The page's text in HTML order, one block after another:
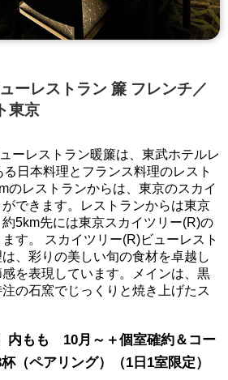
ーレストラン 簾 フレンチ／
東京
ーレストラン暖簾は、東武ホテルレ
日本料理とフランス料理のレスト
のレストランからは、東京のスカイ
できます。レストランからは東京
5km先には東京スカイツリー(R)の
す。 スカイツリー(R)ビューレスト
、彩りの美しい旬の食材を卓越し
を表現しています。メインは、黒
の石窯でじっくりと焼き上げたス
内もも 10月～＋個室確約＆コー
（ペアリング）（1日1室限定）